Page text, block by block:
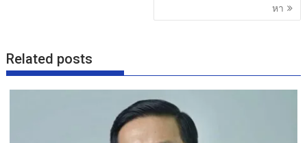
หา
Related posts